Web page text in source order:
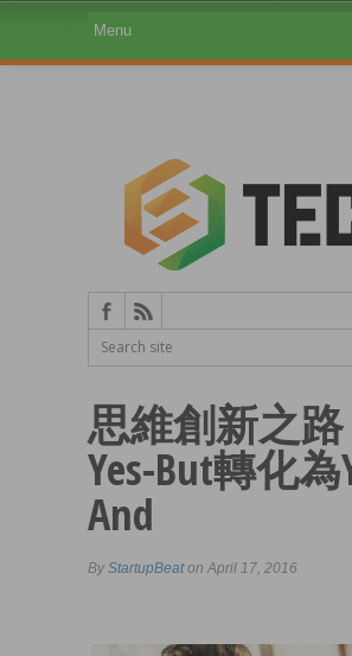
思維創新之
Yes-But轉化為
And
By StartupBeaton April 17, 2016